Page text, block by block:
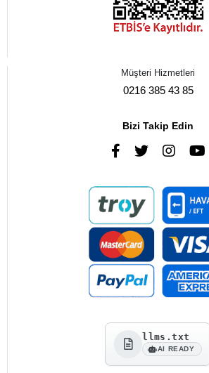
Müşteri Hizmetleri
0216 385 43 85
Bizi Takip Edin
llms.txt
AI READY